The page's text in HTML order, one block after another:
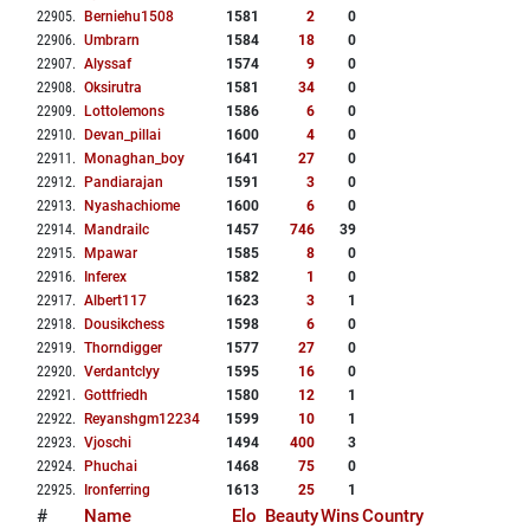
22905. Berniehu1508 1581 2
0
22906. Umbrarn 1584 18
0
22907. Alyssaf 1574 9
0
22908. Oksirutra 1581 34
0
22909. Lottolemons 1586 6
0
22910. Devan_pillai 1600 4
0
22911 . Monaghan_boy 1641 27
0
22912. Pandiarajan 1591 3
0
22913. Nyashachiome 1600 6
0
22914. Mandrailc 1457 746
39
22915. Mpawar 1585 8
0
22916. Inferex 1582 1
0
22917. Albert117 1623 3
1
22918. Dousikchess 1598 6
0
22919. Thorndigger 1577 27
0
22920. Verdantclyy 1595 16
0
22921 . Gottfriedh 1580 12
1
22922. Reyanshgm12234 1599 10
1
22923. Vjoschi 1494 400
3
22924. Phuchai 1468 75
0
22925. Ironferring 1613 25 1
# Name Elo BeautyWinsCountry